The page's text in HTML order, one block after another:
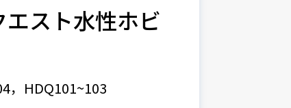
エスト水性ホビ
，HDQ101~103